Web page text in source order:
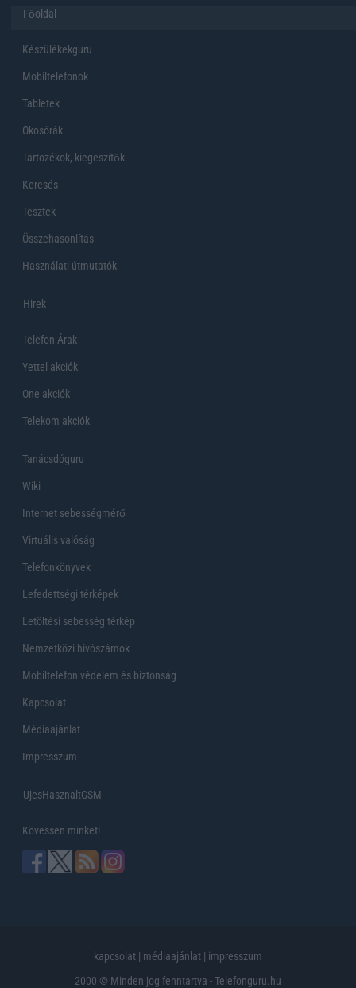
Főoldal
Készülékekguru
Mobiltelefonok
Tabletek
Okosórák
Tartozékok, kiegeszítők
Keresés
Tesztek
Összehasonlítás
Használati útmutatók
Hirek
Telefon Árak
Yettel akciók
One akciók
Telekom akciók
Tanácsdóguru
Wiki
Internet sebességmérő
Virtuális valóság
Telefonkönyvek
Lefedettségi térképek
Letöltési sebesség térkép
Nemzetközi hívószámok
Mobiltelefon védelem és biztonság
Kapcsolat
Médiaajánlat
Impresszum
UjesHasznaltGSM
Kövessen minket!
kapcsolat | médiaajánlat | impresszum
2000 © Minden jog fenntartva - Telefonguru.hu